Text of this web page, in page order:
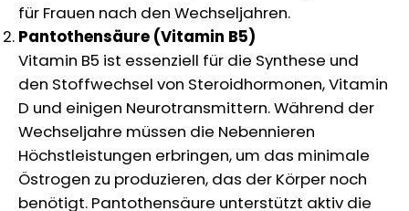
für Frauen nach den Wechseljahren.
Pantothensäure (Vitamin B5)
Vitamin B5 ist essenziell für die Synthese und
den Stoffwechsel von Steroidhormonen, Vitamin
D und einigen Neurotransmittern. Während der
Wechseljahre müssen die Nebennieren
Höchstleistungen erbringen, um das minimale
Östrogen zu produzieren, das der Körper noch
benötigt. Pantothensäure unterstützt aktiv die